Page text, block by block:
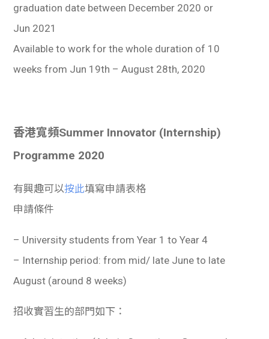
graduation date between December 2020 or
Jun 2021
Available to work for the whole duration of 10
weeks from Jun 19th – August 28th, 2020
香港寬頻Summer Innovator (Internship)
Programme 2020
有興趣可以按此填寫申請表格
申請條件
– University students from Year 1 to Year 4
– Internship period: from mid/ late June to late
August (around 8 weeks)
招收實習生的部門如下：